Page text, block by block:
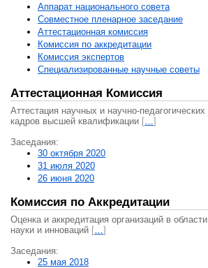
Аппарат национального совета
Совместное пленарное заседание
Аттестационная комисcия
Комиссия по аккредитации
Комиссия экспертов
Специализированные научные советы
Аттестационная Комиссия
Аттестация научных и научно-педагогических
кадров высшей квалификации […]
Заседания:
30 октября 2020
31 июля 2020
26 июня 2020
Комиссия по Аккредитации
Оценка и аккредитация организаций в области
науки и инноваций […]
Заседания:
25 мая 2018